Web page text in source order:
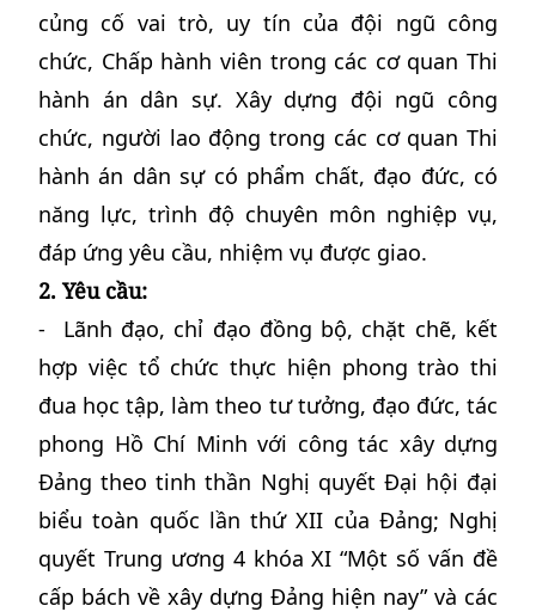
củng cố vai trò, uy tín của đội ngũ công
chức, Chấp hành viên trong các cơ quan Thi
hành án dân sự. Xây dựng đội ngũ công
chức, người lao động trong các cơ quan Thi
hành án dân sự có phẩm chất, đạo đức, có
năng lực, trình độ chuyên môn nghiệp vụ,
đáp ứng yêu cầu, nhiệm vụ được giao.
2. Yêu cầu:
- Lãnh đạo, chỉ đạo đồng bộ, chặt chẽ, kết
hợp việc tổ chức thực hiện phong trào thi
đua học tập, làm theo tư tưởng, đạo đức, tác
phong Hồ Chí Minh với công tác xây dựng
Đảng theo tinh thần Nghị quyết Đại hội đại
biểu toàn quốc lần thứ XII của Đảng; Nghị
quyết Trung ương 4 khóa XI “Một số vấn đề
cấp bách về xây dựng Đảng hiện nay” và các